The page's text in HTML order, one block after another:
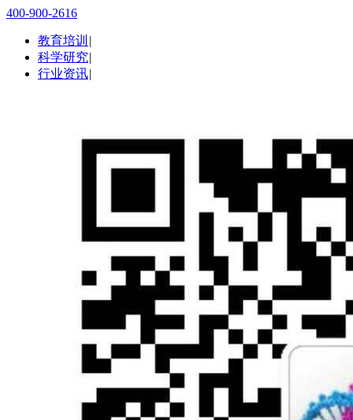
400-900-2616
教育培训 |
科学研究|
行业资讯|